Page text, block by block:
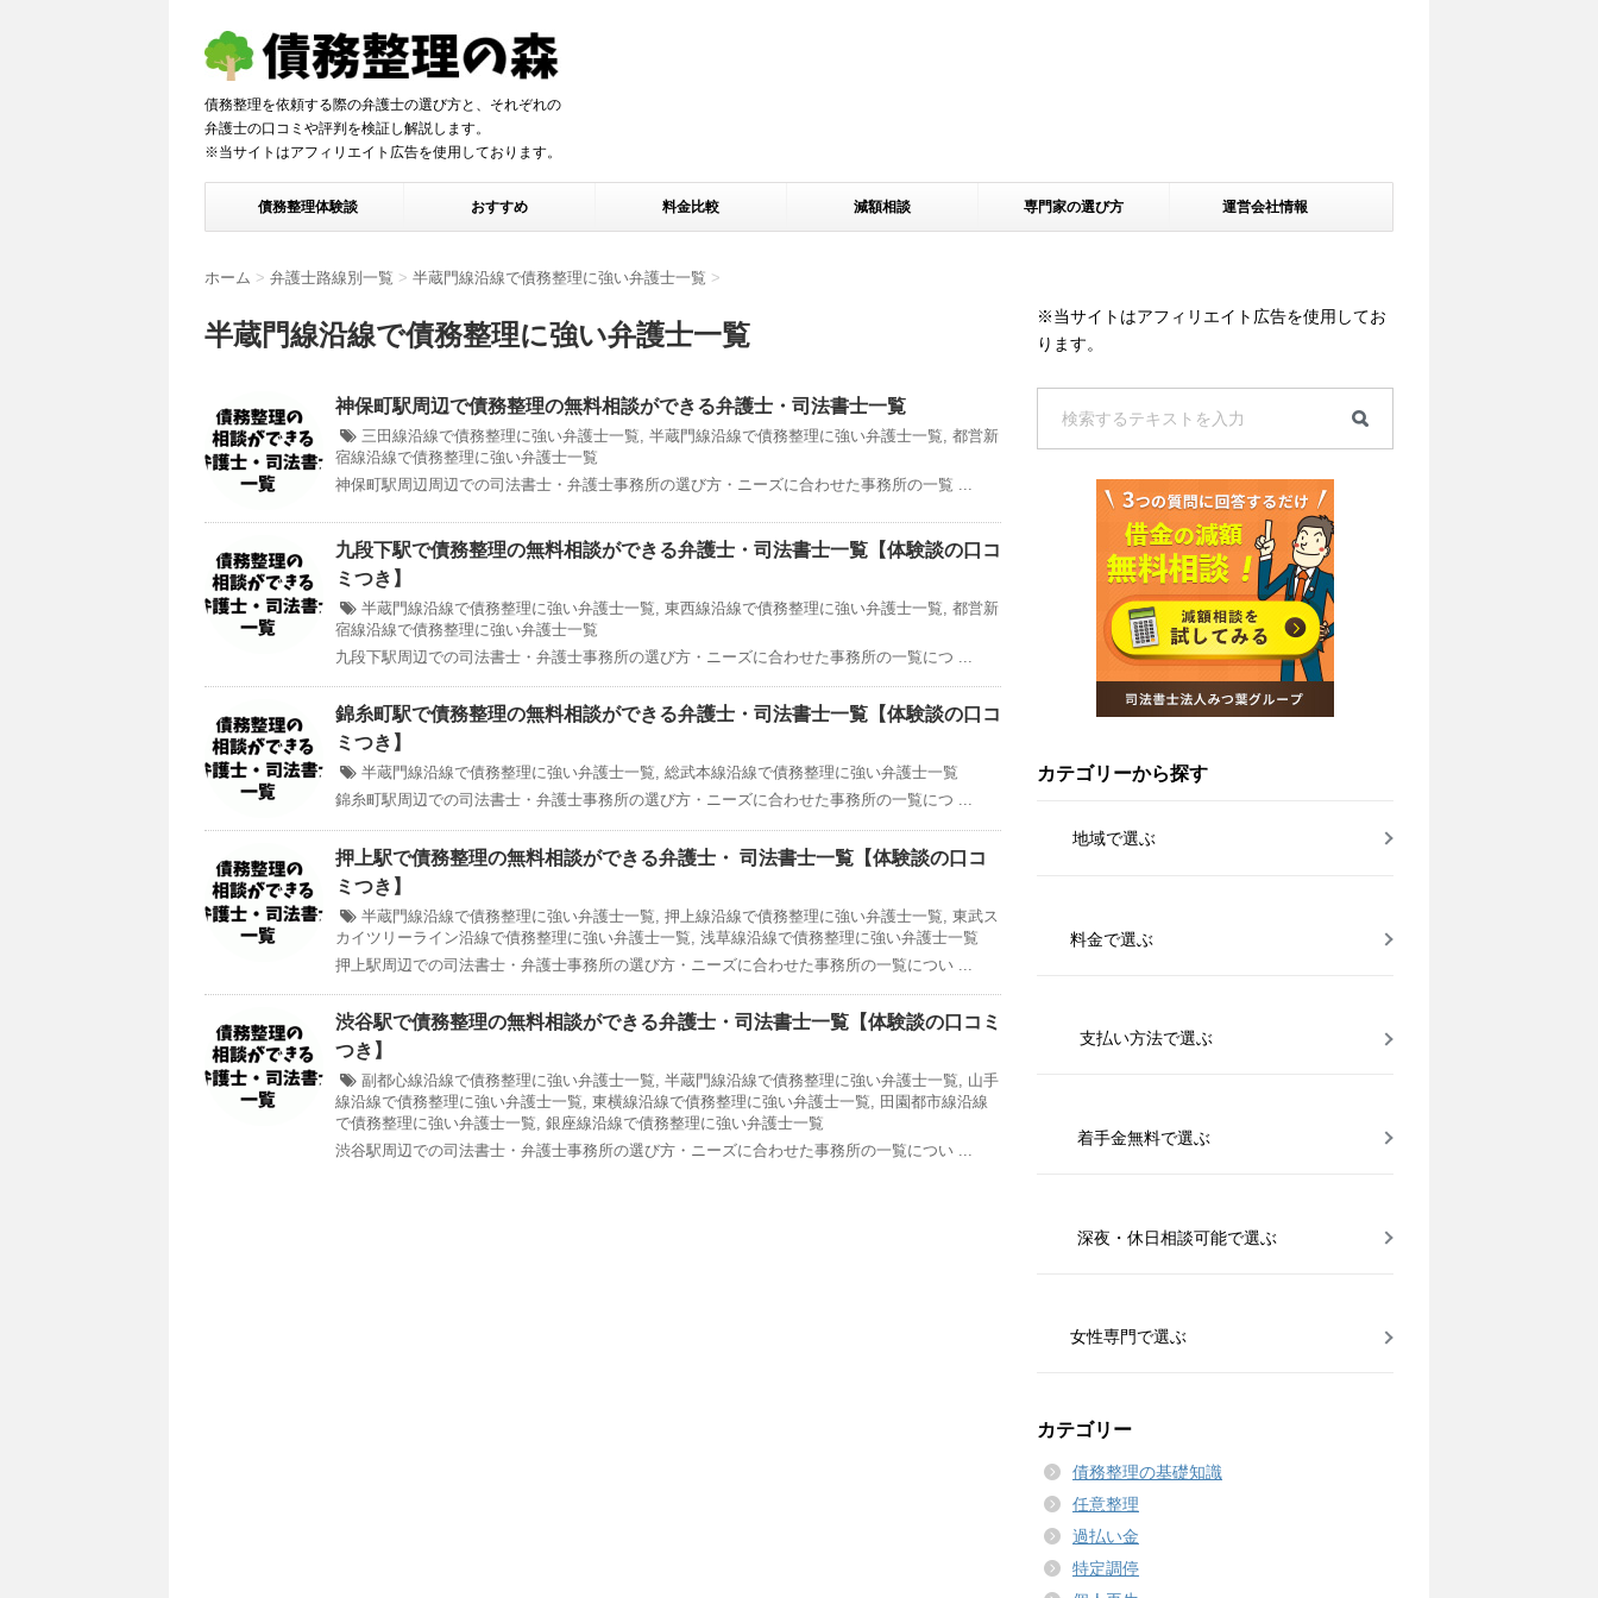
債務整理を依頼する際の弁護士の選び方と、それぞれの
弁護士の口コミや評判を検証し解説します。
※当サイトはアフィリエイト広告を使用しております。
債務整理体験談 おすすめ 料金比較 減額相談 専門家の選び方 運営会社情報
ホーム > 弁護士路線別一覧 > 半蔵門線沿線で債務整理に強い弁護士一覧 >
半蔵門線沿線で債務整理に強い弁護士一覧
神保町駅周辺で債務整理の無料相談ができる弁護士・司法書士一覧
三田線沿線で債務整理に強い弁護士一覧, 半蔵門線沿線で債務整理に強い弁護士一覧, 都営新
宿線沿線で債務整理に強い弁護士一覧
神保町駅周辺周辺での司法書士・弁護士事務所の選び方・ニーズに合わせた事務所の一覧 ...
九段下駅で債務整理の無料相談ができる弁護士・司法書士一覧【体験談の口コ
ミつき】
半蔵門線沿線で債務整理に強い弁護士一覧, 東西線沿線で債務整理に強い弁護士一覧, 都営新
宿線沿線で債務整理に強い弁護士一覧
九段下駅周辺での司法書士・弁護士事務所の選び方・ニーズに合わせた事務所の一覧につ ...
錦糸町駅で債務整理の無料相談ができる弁護士・司法書士一覧【体験談の口コ
ミつき】
半蔵門線沿線で債務整理に強い弁護士一覧, 総武本線沿線で債務整理に強い弁護士一覧
錦糸町駅周辺での司法書士・弁護士事務所の選び方・ニーズに合わせた事務所の一覧につ ...
押上駅で債務整理の無料相談ができる弁護士・ 司法書士一覧【体験談の口コ
ミつき】
半蔵門線沿線で債務整理に強い弁護士一覧, 押上線沿線で債務整理に強い弁護士一覧, 東武ス
カイツリーライン沿線で債務整理に強い弁護士一覧, 浅草線沿線で債務整理に強い弁護士一覧
押上駅周辺での司法書士・弁護士事務所の選び方・ニーズに合わせた事務所の一覧につい ...
渋谷駅で債務整理の無料相談ができる弁護士・司法書士一覧【体験談の口コミ
つき】
副都心線沿線で債務整理に強い弁護士一覧, 半蔵門線沿線で債務整理に強い弁護士一覧, 山手
線沿線で債務整理に強い弁護士一覧, 東横線沿線で債務整理に強い弁護士一覧, 田園都市線沿線
で債務整理に強い弁護士一覧, 銀座線沿線で債務整理に強い弁護士一覧
渋谷駅周辺での司法書士・弁護士事務所の選び方・ニーズに合わせた事務所の一覧につい ...
※当サイトはアフィリエイト広告を使用してお
ります。
カテゴリーから探す
地域で選ぶ
料金で選ぶ
支払い方法で選ぶ
着手金無料で選ぶ
深夜・休日相談可能で選ぶ
女性専門で選ぶ
カテゴリー
債務整理の基礎知識
任意整理
過払い金
特定調停